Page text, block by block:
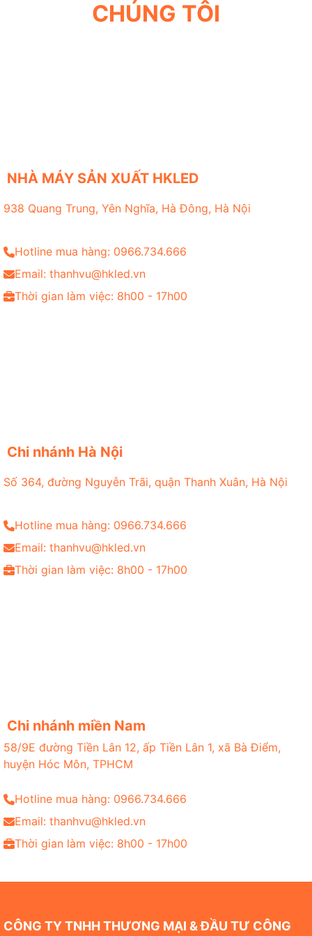
CHÚNG TÔI
NHÀ MÁY SẢN XUẤT HKLED
938 Quang Trung, Yên Nghĩa, Hà Đông, Hà Nội
Hotline mua hàng: 0966.734.666
Email: thanhvu@hkled.vn
Thời gian làm việc: 8h00 - 17h00
Chi nhánh Hà Nội
Số 364, đường Nguyễn Trãi, quận Thanh Xuân, Hà Nội
Hotline mua hàng: 0966.734.666
Email: thanhvu@hkled.vn
Thời gian làm việc: 8h00 - 17h00
Chi nhánh miền Nam
58/9E đường Tiền Lân 12, ấp Tiền Lân 1, xã Bà Điểm,
huyện Hóc Môn, TPHCM
Hotline mua hàng: 0966.734.666
Email: thanhvu@hkled.vn
Thời gian làm việc: 8h00 - 17h00
CÔNG TY TNHH THƯƠNG MẠI & ĐẦU TƯ CÔNG